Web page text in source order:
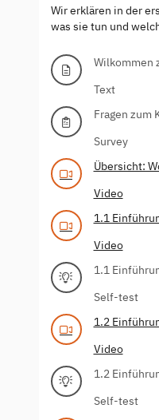
Wir erklären in der
was sie tun und
Wilkommen
Text
Fragen zum
Survey
Übersicht:
Video
1.1
Video
1.1
Self-test
1.2
Video
1.2
Self-test